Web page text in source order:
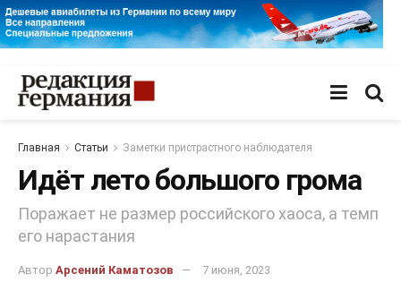
Главная Статьи Заметки пристрастного наблюдателя
Идёт лето большого грома
Поражает не размер российского хаоса, а темп
его нарастания
Автор Арсений Каматозов 7 июня, 2023